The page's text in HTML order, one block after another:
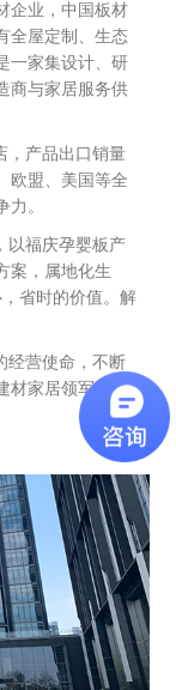
企业，中国板材
全屋定制、生态
一家集设计、研
商与家居服务供
，产品出口销量
欧盟、美国等全
力。
以福庆孕婴板产
案，属地化生
省时的价值。解
经营使命，不断
材家居领军品